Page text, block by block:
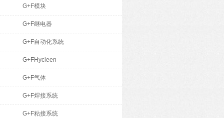
G+F模块
G+F继电器
G+F自动化系统
G+FHycleen
G+F气体
G+F焊接系统
G+F粘接系统